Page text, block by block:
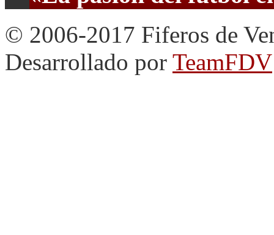
© 2006-2017 Fiferos de
Desarrollado por TeamFDV